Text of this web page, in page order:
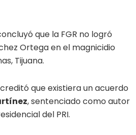
que la FGR no logró
Ortega en el magnicidio
Tijuana.
que existiera un acuerdo
, sentenciado como autor
del PRI.